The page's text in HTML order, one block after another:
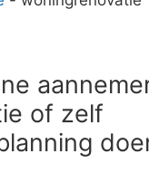
of zelf